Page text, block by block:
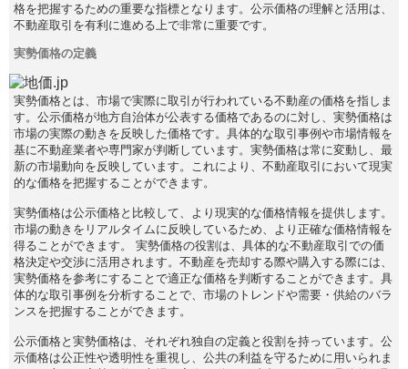
格を把握するための重要な指標となります。公示価格の理解と活用は、
不動産取引を有利に進める上で非常に重要です。
実勢価格の定義
実勢価格とは、市場で実際に取引が行われている不動産の価格を指しま
す。公示価格が地方自治体が公表する価格であるのに対し、実勢価格は
市場の実際の動きを反映した価格です。具体的な取引事例や市場情報を
基に不動産業者や専門家が判断しています。実勢価格は常に変動し、最
新の市場動向を反映しています。これにより、不動産取引において現実
的な価格を把握することができます。
実勢価格は公示価格と比較して、より現実的な価格情報を提供します。
市場の動きをリアルタイムに反映しているため、より正確な価格情報を
得ることができます。 実勢価格の役割は、具体的な不動産取引での価
格決定や交渉に活用されます。不動産を売却する際や購入する際には、
実勢価格を参考にすることで適正な価格を判断することができます。具
体的な取引事例を分析することで、市場のトレンドや需要・供給のバラ
ンスを把握することができます。
公示価格と実勢価格は、それぞれ独自の定義と役割を持っています。公
示価格は公正性や透明性を重視し、公共の利益を守るために用いられま